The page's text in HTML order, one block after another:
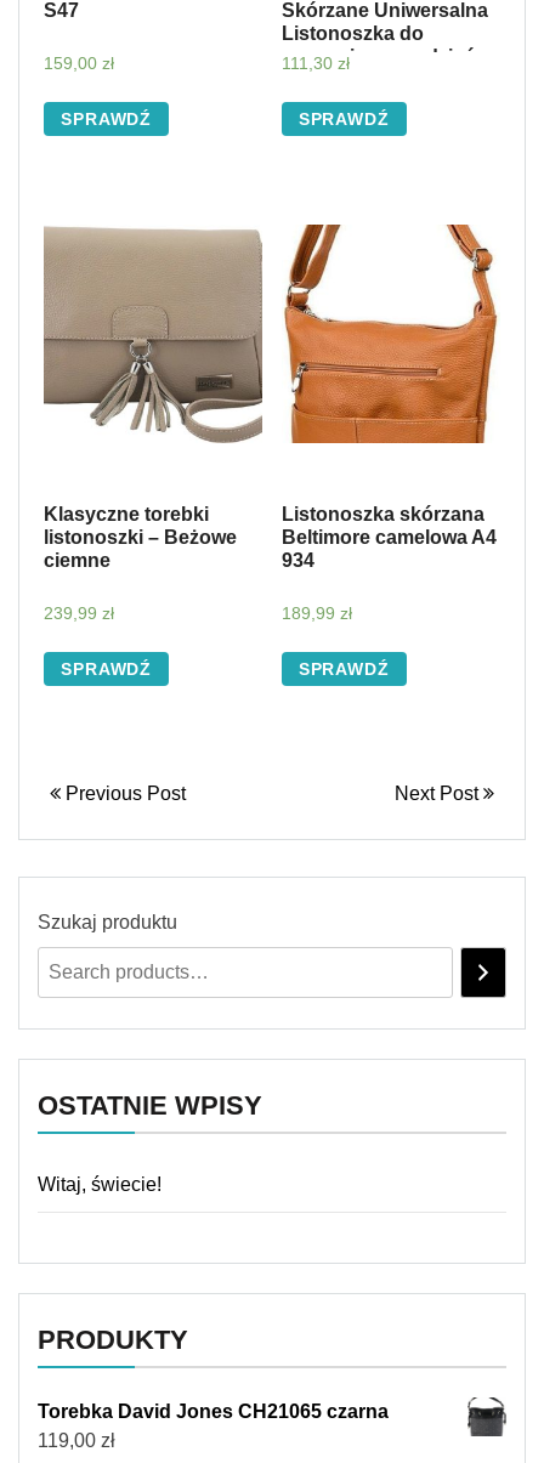
S47
159,00 zł
SPRAWDŹ
Skórzane Uniwersalna
Listonoszka do
noszenia na co dzień
111,30 zł
SPRAWDŹ
Klasyczne torebki
listonoszki – Beżowe
ciemne
239,99 zł
SPRAWDŹ
Listonoszka skórzana
Beltimore camelowa A4
934
189,99 zł
SPRAWDŹ
Previous Post Next Post
Szukaj produktu
OSTATNIE WPISY
Witaj, świecie!
PRODUKTY
Torebka David Jones CH21065 czarna
119,00 zł